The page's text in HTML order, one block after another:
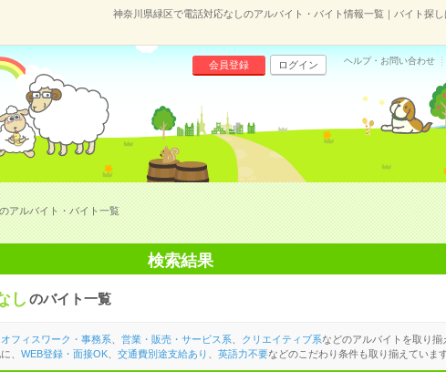
神奈川県緑区で電話対応なしのアルバイト・バイト情報一覧｜バイト探し
会員登録 ログイン ヘルプ・お問い合わせ
アルバイト・バイト一覧
検索結果
し のバイト一覧
オフィスワーク・事務系 営業・販売・サービス系 クリエイティブ系などのアルバイトを取り揃
、 WEB登録・面接OK、 交通費別途支給あり 英語力不要などのこだわり条件も取り揃えています